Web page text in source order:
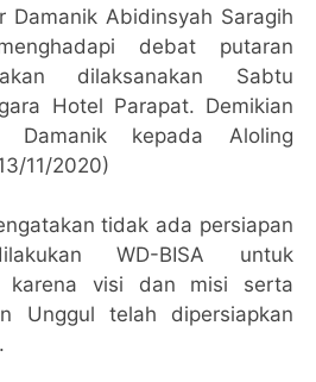
Damanik Abidinsyah Saragih
debat putaran
dilaksanakan Sabtu
Hotel Parapat. Demikian
Damanik kepada Aloling
11/2020)
tidak ada persiapan
WD-BISA untuk
karena visi dan misi serta
Unggul telah dipersiapkan